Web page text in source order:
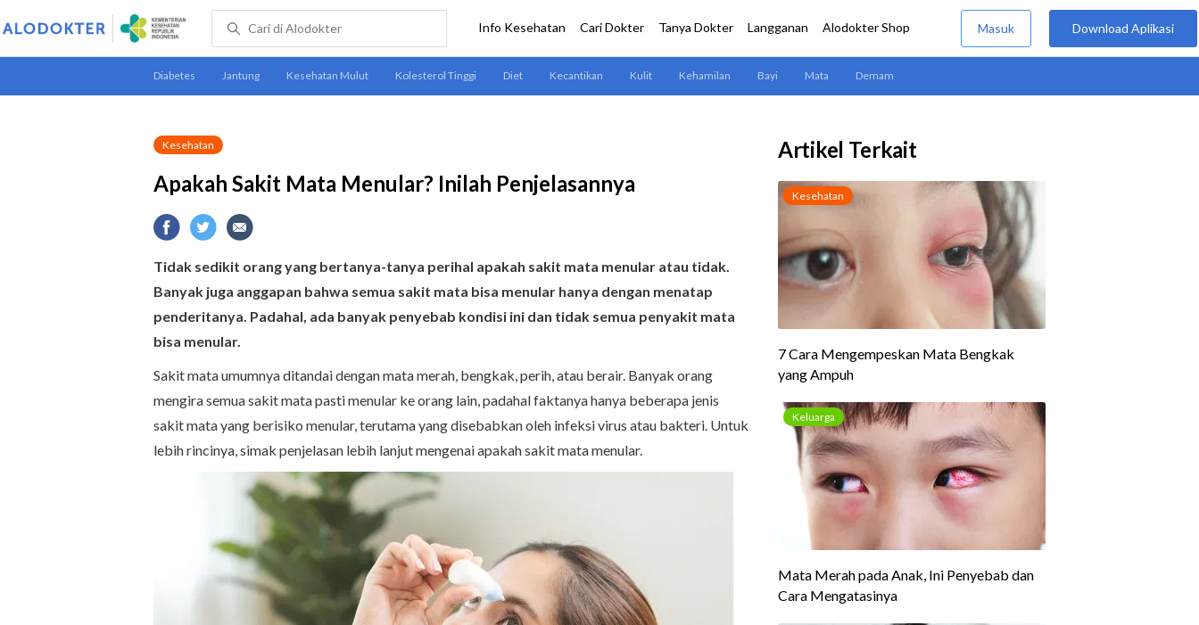
Kesehatan
Apakah Sakit Mata Menular? Inilah Penjelasannya
Tidak sedikit orang yang bertanya-tanya perihal apakah sakit mata menular atau tidak.
Banyak juga anggapan bahwa semua sakit mata bisa menular hanya dengan menatap
penderitanya. Padahal, ada banyak penyebab kondisi ini dan tidak semua penyakit mata
bisa menular.
Sakit mata umumnya ditandai dengan mata merah, bengkak, perih, atau berair. Banyak orang
mengira semua sakit mata pasti menular ke orang lain, padahal faktanya hanya beberapa jenis
sakit mata yang berisiko menular, terutama yang disebabkan oleh infeksi virus atau bakteri. Untuk
lebih rincinya, simak penjelasan lebih lanjut mengenai apakah sakit mata menular.
Artikel Terkait